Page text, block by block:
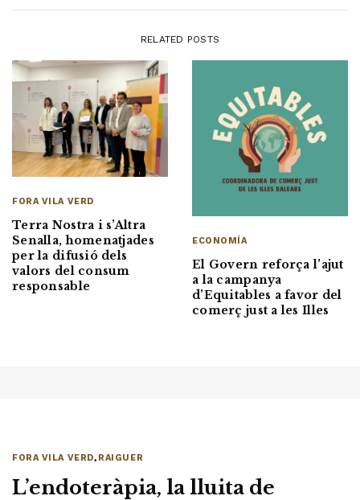
RELATED POSTS
FORA VILA VERD
Terra Nostra i s’Altra
Senalla, homenatjades
per la difusió dels
valors del consum
responsable
ECONOMÍA
El Govern reforça l’ajut
a la campanya
d’Equitables a favor del
comerç just a les Illes
FORA VILA VERD, RAIGUER
L’endoteràpia, la lluita de